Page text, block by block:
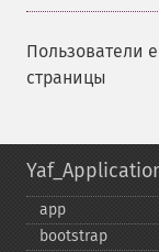
Пользователи
страницы
app
bootstrap